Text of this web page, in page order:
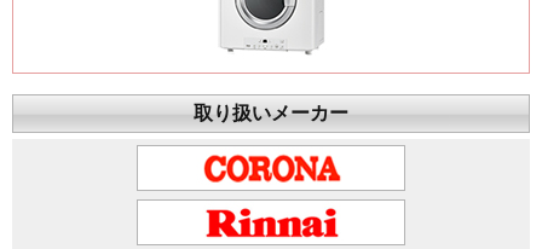
取り扱いメーカー